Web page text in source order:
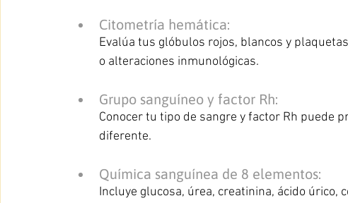
Citometría hemática:
Evalúa tus glóbulos rojos, blancos y
o alteraciones inmunológicas.
Grupo sanguíneo y factor Rh:
Conocer tu tipo de sangre y factor Rh puede
diferente.
Química sanguínea de 8 elementos:
Incluye glucosa, úrea, creatinina, ácido